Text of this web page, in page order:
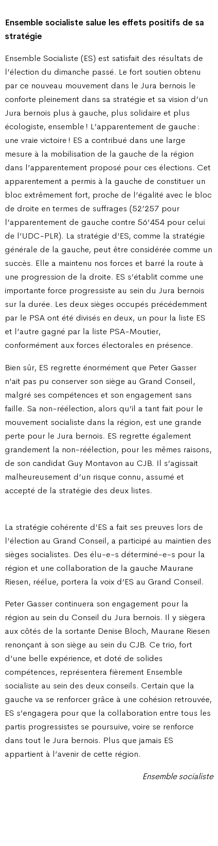
Ensemble socialiste salue les effets positifs de sa
stratégie
Ensemble Socialiste (ES) est satisfait des résultats de
l’élection du dimanche passé. Le fort soutien obtenu
par ce nouveau mouvement dans le Jura bernois le
conforte pleinement dans sa stratégie et sa vision d’un
Jura bernois plus à gauche, plus solidaire et plus
écologiste, ensemble ! L’apparentement de gauche :
une vraie victoire ! ES a contribué dans une large
mesure à la mobilisation de la gauche de la région
dans l’apparentement proposé pour ces élections. Cet
apparentement a permis à la gauche de constituer un
bloc extrêmement fort, proche de l’égalité avec le bloc
de droite en termes de suffrages (52’257 pour
l’apparentement de gauche contre 56’454 pour celui
de l’UDC-PLR). La stratégie d’ES, comme la stratégie
générale de la gauche, peut être considérée comme un
succès. Elle a maintenu nos forces et barré la route à
une progression de la droite. ES s’établit comme une
importante force progressiste au sein du Jura bernois
sur la durée. Les deux sièges occupés précédemment
par le PSA ont été divisés en deux, un pour la liste ES
et l’autre gagné par la liste PSA-Moutier,
conformément aux forces électorales en présence.
Bien sûr, ES regrette énormément que Peter Gasser
n’ait pas pu conserver son siège au Grand Conseil,
malgré ses compétences et son engagement sans
faille. Sa non-réélection, alors qu’il a tant fait pour le
mouvement socialiste dans la région, est une grande
perte pour le Jura bernois. ES regrette également
grandement la non-réélection, pour les mêmes raisons,
de son candidat Guy Montavon au CJB. Il s’agissait
malheureusement d’un risque connu, assumé et
accepté de la stratégie des deux listes.
La stratégie cohérente d’ES a fait ses preuves lors de
l’élection au Grand Conseil, a participé au maintien des
sièges socialistes. Des élu-e-s déterminé-e-s pour la
région et une collaboration de la gauche Maurane
Riesen, réélue, portera la voix d’ES au Grand Conseil.
Peter Gasser continuera son engagement pour la
région au sein du Conseil du Jura bernois. Il y siègera
aux côtés de la sortante Denise Bloch, Maurane Riesen
renonçant à son siège au sein du CJB. Ce trio, fort
d’une belle expérience, et doté de solides
compétences, représentera fièrement Ensemble
socialiste au sein des deux conseils. Certain que la
gauche va se renforcer grâce à une cohésion retrouvée,
ES s’engagera pour que la collaboration entre tous les
partis progressistes se poursuive, voire se renforce
dans tout le Jura bernois. Plus que jamais ES
appartient à l’avenir de cette région.
Ensemble socialiste